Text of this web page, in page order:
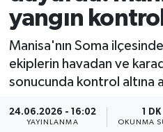
yangın
Manisa'nın Soma
ekiplerin havadan ve
sonucunda kontrol altına
24.06.2026 - 16:02
YAYINLANMA
1 DK
OKUNMA
Gündem
Resmi İlan
Tüm Manşetler
Son Dakika Haberleri